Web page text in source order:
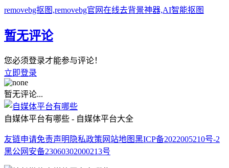
removebg抠图,removebg官网在线去背景神器,AI智能抠图
暂无评论
您必须登录才能参与评论！
立即登录
暂无评论...
自媒体平台有哪些 - 自媒体平台大全
友链申请免责声明 隐私政策 网站地图黑ICP备2022005210号-2
黑公网安备23060302000213号